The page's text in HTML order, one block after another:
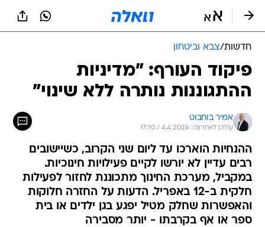
חדשות/צבא וביטחון
פיקוד העורף: "מדיניות
ההתגוננות נותרה ללא שינוי"
אמיר בוחבוט
עודכן לאחרונה: 4.4.2026 / 17:10
ההנחיות הוארכו עד ליום שני הקרוב, כשיישובים
רבים עדיין לא יורשו לקיים פעילויות חינוכיות.
במקביל, מערכת החינוך מתכוננת לחזור לפעילות
חלקית ב-12 באפריל. הדעות על החזרה חלוקות
והאפשרות שחלק מטיל יפגע בגן ילדים או בית
ספר או אף בקרבתו - יותר מסבירה